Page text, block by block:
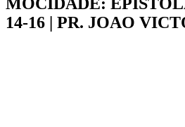
14-16 | PR. JOAO